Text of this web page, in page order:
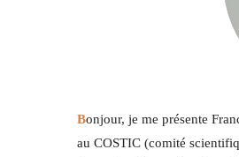
Bonjour, je me présente
au COSTIC (comité